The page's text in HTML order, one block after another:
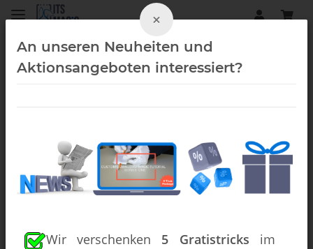
Kartentricks (Downloads)
×
An unseren Neuheiten und
Aktionsangeboten interessiert?
Wir verschenken 5 Gratistricks im